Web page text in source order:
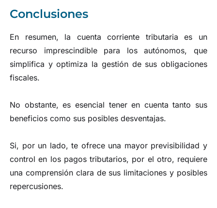
Conclusiones
En resumen, la cuenta corriente tributaria es un
recurso imprescindible para los autónomos, que
simplifica y optimiza la gestión de sus obligaciones
fiscales.
No obstante, es esencial tener en cuenta tanto sus
beneficios como sus posibles desventajas.
Si, por un lado, te ofrece una mayor previsibilidad y
control en los pagos tributarios, por el otro, requiere
una comprensión clara de sus limitaciones y posibles
repercusiones.